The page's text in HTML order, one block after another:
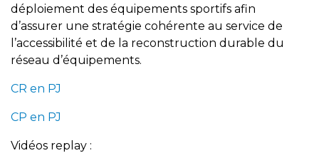
déploiement des équipements sportifs afin
d’assurer une stratégie cohérente au service de
l’accessibilité et de la reconstruction durable du
réseau d’équipements.
CR en PJ
CP en PJ
Vidéos replay :